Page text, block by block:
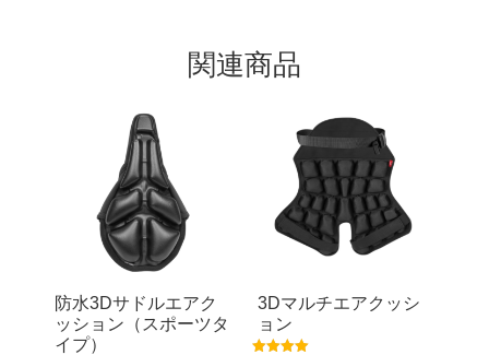
関連商品
防水3Dサドルエアク
ッション（スポーツタ
イプ）
3Dマルチエアクッシ
ョン